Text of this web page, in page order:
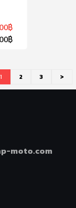
฿
฿
1 2 3 >
moto.com